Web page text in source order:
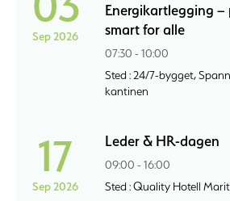
Sep 2026
Energikartlegging
smart for alle
07:30 - 10:00
Sted : 24/7-bygget,
kantinen
17
Sep 2026
Leder & HR-dagen
09:00 - 16:00
Sted : Quality Hotell